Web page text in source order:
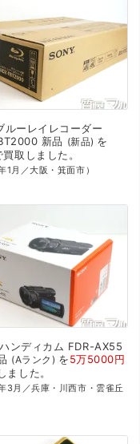
ルーレイレコーダー
新品 新品 を
買取 しました。
1月／大阪・箕面市）
ハンディカム FDR-AX55
Aランク を5万5000円
ました。
3月／兵庫・川西市・雲雀丘